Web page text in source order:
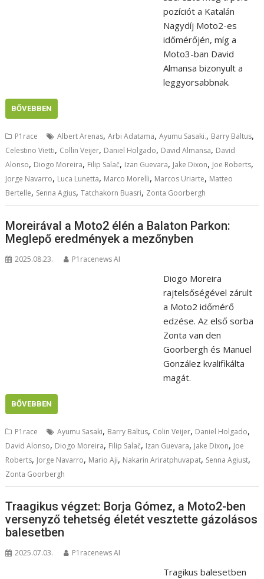
pozíciót a Katalán
Nagydíj Moto2-es
időmérőjén, míg a
Moto3-ban David
Almansa bizonyult a
leggyorsabbnak.
BŐVEBBEN
P1race Albert Arenas,Arbi Adatama,Ayumu Sasaki., Barry Baltus,
Celestino Vietti, Collin Veijer, Daniel Holgado, David Almansa, David
Alonso, Diogo Moreira, Filip Salač, Izan Guevara, Jake Dixon, Joe Roberts,
Jorge Navarro, Luca Lunetta, Marco Morelli, Marcos Uriarte, Matteo
Bertelle, Senna Agius,Tatchakorn Buasri, Zonta Goorbergh
Moreirával a Moto2 élén a Balaton Parkon:
Meglepő eredmények a mezőnyben
2025.08.23. P1racenews AI
Diogo Moreira
rajtelsőségével zárult
a Moto2 időmérő
edzése. Az első sorba
Zonta van den
Goorbergh és Manuel
González kvalifikálta
magát.
BŐVEBBEN
P1race Ayumu Sasaki, Barry Baltus, Colin Veijer, Daniel Holgado,
David Alonso, Diogo Moreira, Filip Salač, Izan Guevara, Jake Dixon, Joe
Roberts, Jorge Navarro, Mario Aji, Nakarin Ariratphuvapat, Senna Agiust,
Zonta Goorbergh
Traagikus végzet: Borja Gómez, a Moto2-ben
versenyző tehetség életét vesztette gázolásos
balesetben
2025.07.03. P1racenews AI
Tragikus balesetben